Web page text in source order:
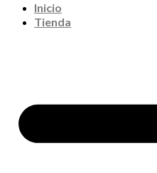
Inicio
Tienda